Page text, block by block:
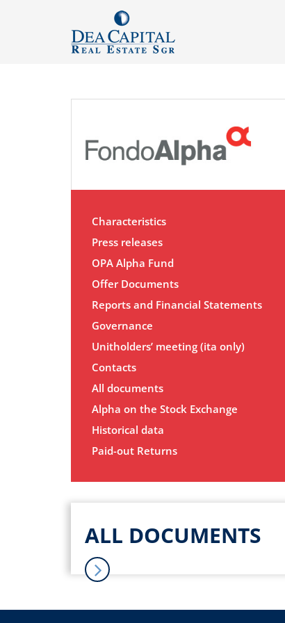
Characteristics
Press releases
OPA Alpha Fund
Offer Documents
Reports and Financial Statements
Governance
Unitholders’ meeting (ita only)
Contacts
All documents
Alpha on the Stock Exchange
Historical data
Paid-out Returns
ALL DOCUMENTS